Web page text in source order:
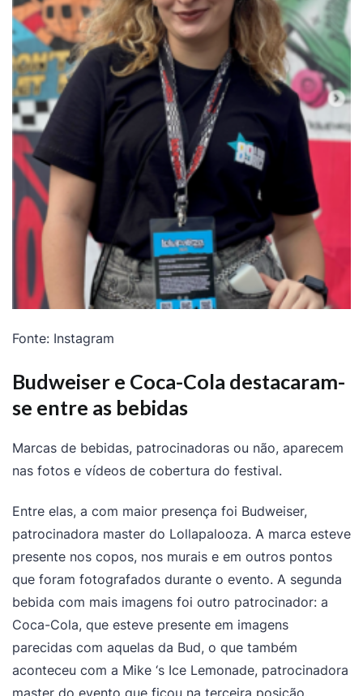
Fonte: Instagram
Budweiser e Coca-Cola destacaram-
se entre as bebidas
Marcas de bebidas, patrocinadoras ou não, aparecem
nas fotos e vídeos de cobertura do festival.
Entre elas, a com maior presença foi Budweiser,
patrocinadora master do Lollapalooza. A marca esteve
presente nos copos, nos murais e em outros pontos
que foram fotografados durante o evento. A segunda
bebida com mais imagens foi outro patrocinador: a
Coca-Cola, que esteve presente em imagens
parecidas com aquelas da Bud, o que também
aconteceu com a Mike ‘s Ice Lemonade, patrocinadora